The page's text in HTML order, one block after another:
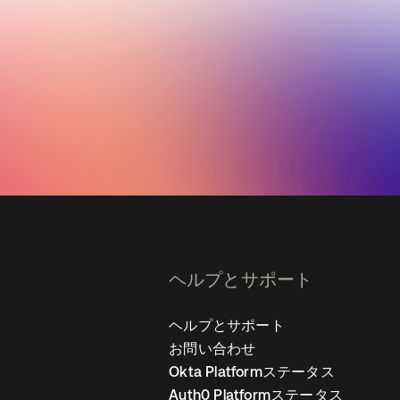
ヘルプとサポート
ヘルプとサポート
お問い合わせ
Okta Platformステータス
Auth0 Platformステータス